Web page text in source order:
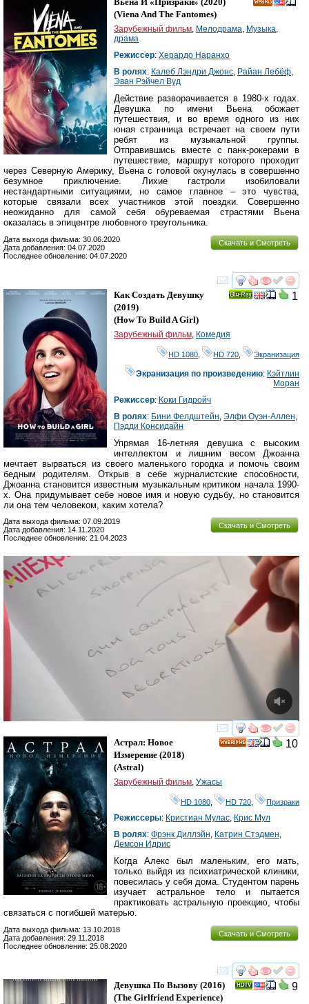
(Viena And The Fantomes)
Зарубежный фильм, Мелодрама, Музыка,
драма
Режиссер: Херардо Наранхо
В ролях: Калеб Лэндри Джонс, Райан Лебёф,
Эван Рэйчел Вуд
Действие разворачивается в 1980-х годах.
Девушка по имени Вьена обожает
путешествия, и во время одного из них
юная странница встречает на своем пути
ребят из музыкальной группы.
Отправившись вместе с панк-рокерами в
путешествие, маршрут которого проходит
через Северную Америку, Вьена с головой окунулась в совершенно
безумное приключение. Лихие гастроли изобиловали
нестандартными ситуациями, но самое главное – это чувства,
которые связали всех участников этой поездки. Совершенно
неожиданно для самой себя обуреваемая страстями Вьена
оказалась в эпицентре любовного треугольника.
Скачать и Смотреть
Дата выхода фильма: 30.06.2020
Дата добавления: 04.07.2020
Последнее обновление: 04.07.2020
смотреть
1
Как Создать Девушку
(2019)
(How To Build A Girl)
Зарубежный фильм Комедия
HD 1080 HD 720 Экранизация
Экранизация по произведению: Кэйтлин
Моран
Режиссер: Коки Гидройч
В ролях: Бини Фелдштейн Элфи Оуэн-Аллен
Пэдди Консидайн
Упрямая 16-летняя девушка с высоким
интеллектом и лишним весом Джоанна
мечтает вырваться из своего маленького городка и помочь своим
бедным родителям. Открыв в себе журналистские способности,
Джоанна становится известным музыкальным критиком начала 1990-
х. Она придумывает себе новое имя и новую судьбу, но становится
ли она тем человеком, каким хотела?
Скачать и Смотреть
Дата выхода фильма: 07.09.2019
Дата добавления: 14.11.2020
Последнее обновление: 21.04.2023
смотреть
10
Астрал: Новое
Измерение (2018)
(Astral)
Зарубежный фильм, Ужасы
HD 1080, HD 720, Призраки
Режиссеры: Кристиан Мулас, Крис Мул
В ролях: Фрэнк Диллэйн, Катрин Стэдмен,
Демсон Идрис
Когда Алекс был маленьким, его мать,
только выйдя из психиатрической клиники,
повесилась у себя дома. Студентом парень
изучает астральное тело и пытается
практиковать астральную проекцию, чтобы
связаться с погибшей матерью.
Скачать и Смотреть
Дата выхода фильма: 13.10.2018
Дата добавления: 29.11.2018
Последнее обновление: 25.08.2020
смотреть
9
Девушка По Вызову (2016)
(The Girlfriend Experience)